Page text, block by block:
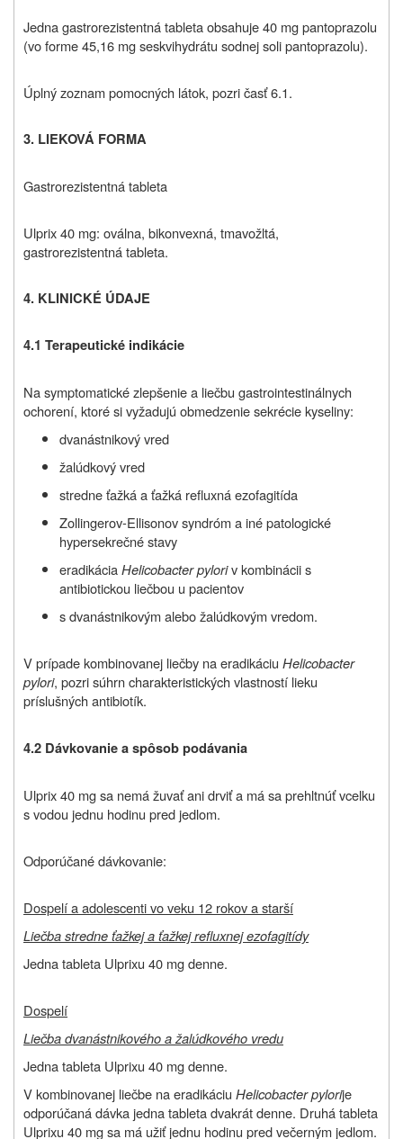
Jedna gastrorezistentná tableta obsahuje 40 mg pantoprazolu
(vo forme 45,16 mg seskvihydrátu sodnej soli pantoprazolu).
Úplný zoznam pomocných látok, pozri časť 6.1.
3. LIEKOVÁ FORMA
Gastrorezistentná tableta
Ulprix 40 mg: oválna, bikonvexná, tmavožltá,
gastrorezistentná tableta.
4. KLINICKÉ ÚDAJE
4.1 Terapeutické indikácie
Na symptomatické zlepšenie a liečbu gastrointestinálnych
ochorení, ktoré si vyžadujú obmedzenie sekrécie kyseliny:
dvanástnikový vred
žalúdkový vred
stredne ťažká a ťažká refluxná ezofagitída
Zollingerov-Ellisonov syndróm a iné patologické
hypersekrečné stavy
eradikáciaHelicobacter pyloriv kombinácii s
antibiotickou liečbou u pacientov
s dvanástnikovým alebo žalúdkovým vredom.
V prípade kombinovanej liečby na eradikáciu Helicobacter
pylori, pozri súhrn charakteristických vlastností lieku
príslušných antibiotík.
4.2 Dávkovanie a spôsob podávania
Ulprix 40 mg sa nemá žuvať ani drviť a má sa prehltnúť vcelku
s vodou jednu hodinu pred jedlom.
Odporúčané dávkovanie:
Dospelí a adolescenti vo veku 12 rokov a starší
Liečba stredne ťažkej a ťažkej refluxnej ezofagitídy
Jedna tableta Ulprixu 40 mg denne.
Dospelí
Liečba dvanástnikového a žalúdkového vredu
Jedna tableta Ulprixu 40 mg denne.
V kombinovanej liečbe na eradikáciu Helicobacter pylorije
odporúčaná dávka jedna tableta dvakrát denne. Druhá tableta
Ulprixu 40 mg sa má užiť jednu hodinu pred večerným jedlom.